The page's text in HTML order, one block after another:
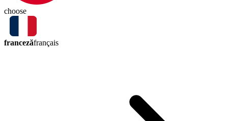
choose
francezăfrançais